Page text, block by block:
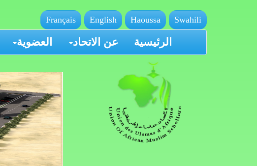
Swahili
Haoussa
English
Français
الرئيسية عن الاتحاد العضوية